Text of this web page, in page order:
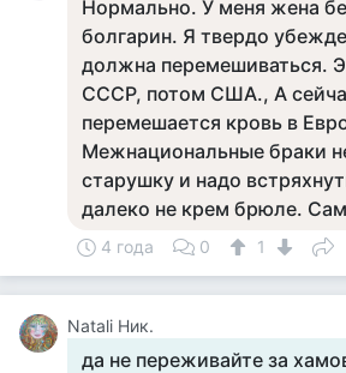
Нормально. У меня жена
болгарин. Я твердо
должна перемешиваться.
СССР, потом США., А
перемешается кровь в
Межнациональные браки
старушку и надо
далеко не крем брюле.
4 года 0 1
Natali Ник.
да не переживайте за